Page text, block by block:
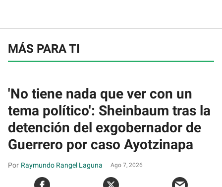
MÁS PARA TI
'No tiene nada que ver con un
tema político': Sheinbaum tras la
detención del exgobernador de
Guerrero por caso Ayotzinapa
Raymundo Rangel Laguna Ago 7, 2026